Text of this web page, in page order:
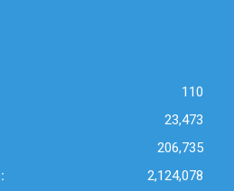
110
23,473
206,735
2,124,078